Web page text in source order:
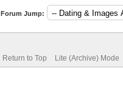
Forum Jump:
Return to Top Lite (Archive) Mode